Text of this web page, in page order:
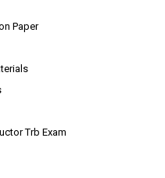
Paper
Trb Exam